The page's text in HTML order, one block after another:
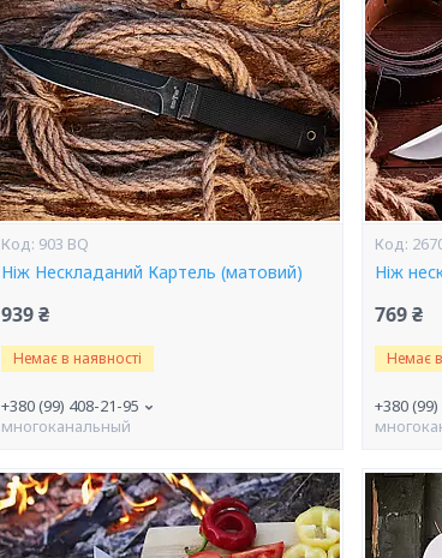
903 BQ
Ніж Нескладаний Картель (матовий)
939 ₴
Немає в наявності
+380 (99) 408-21-95
многоканальный
Ніж
769 ₴
Немає
+380